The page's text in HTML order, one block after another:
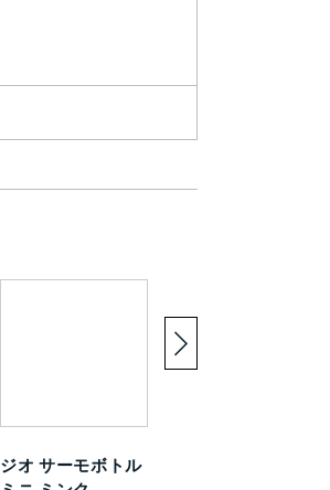
ジオ サーモボトル